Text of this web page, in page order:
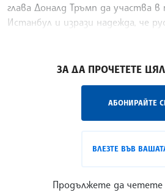
глава Доналд Тръмп да участва в
Истанбул и изрази надежда, че
ЗА ДА ПРОЧЕТЕТЕ
АБОНИРАЙТЕ
ВЛЕЗТЕ ВЪВ
Продължете да четете